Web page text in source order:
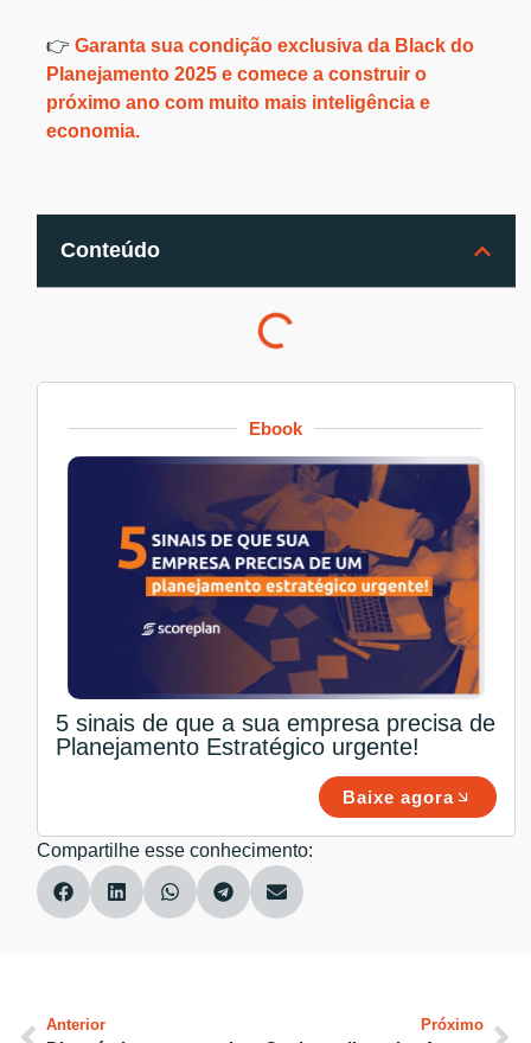
👉Garanta sua condição exclusiva da Black do
Planejamento 2025 e comece a construir o
próximo ano com muito mais inteligência e
economia.
Conteúdo
Ebook
5 sinais de que a sua empresa precisa de
Planejamento Estratégico urgente!
Baixe agora
Compartilhe esse conhecimento:
Anterior Próximo